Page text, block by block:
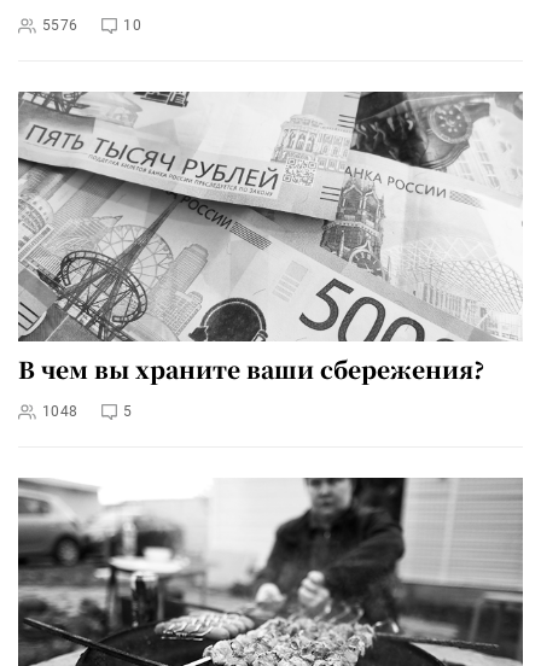
5576 10
В чем вы храните ваши сбережения?
1048 5